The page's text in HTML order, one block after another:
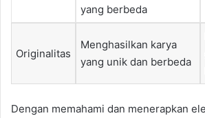
yang berbeda
Originalitas
Menghasilkan karya
yang unik dan berbeda
Dengan memahami dan menerapkan